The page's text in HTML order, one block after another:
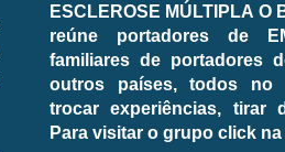
ESCLEROSE MÚLTIPLA O
reúne portadores de
familiares de portadores
outros países, todos no
trocar experiências, tirar
Para visitar o grupo click